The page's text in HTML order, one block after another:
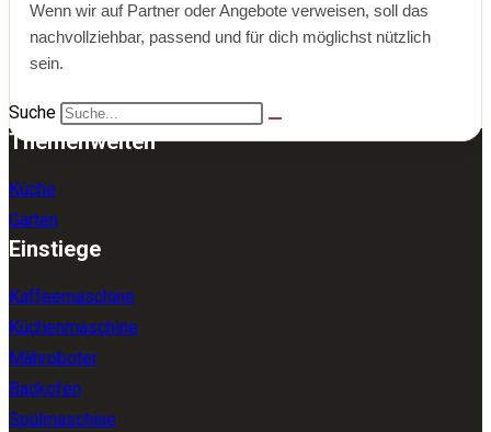
Wenn wir auf Partner oder Angebote verweisen, soll das
nachvollziehbar, passend und für dich möglichst nützlich
sein.
Suche
Themenwelten
Küche
Garten
Einstiege
Kaffeemaschine
Küchenmaschine
Mähroboter
Backofen
Spülmaschine